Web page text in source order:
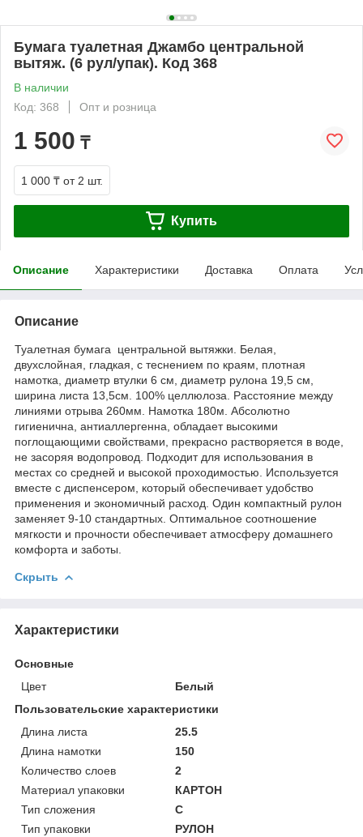
Бумага туалетная Джамбо центральной
вытяж. (6 рул/упак). Код 368
В наличии
Код: 368
Опт и розница
1 500 ₸
1 000 ₸ от 2 шт.
Купить
Описание Характеристики Доставка Оплата
Описание
Туалетная бумага центральной вытяжки. Белая,
двухслойная, гладкая, c теснением по краям, плотная
намотка, диаметр втулки 6 см, диаметр рулона 19,5 см,
ширина листа 13,5см. 100% целлюлоза. Расстояние между
линиями отрыва 260мм. Намотка 180м. Абсолютно
гигиенична, антиаллергенна, обладает высокими
поглощающими свойствами, прекрасно растворяется в воде,
не засоряя водопровод. Подходит для использования в
местах со средней и высокой проходимостью. Используется
вместе с диспенсером, который обеспечивает удобство
применения и экономичный расход. Один компактный рулон
заменяет 9-10 стандартных. Оптимальное соотношение
мягкости и прочности обеспечивает атмосферу домашнего
комфорта и заботы.
Скрыть
Характеристики
Основные
Цвет
Белый
Пользовательские характеристики
Длина листа
25.5
Длина намотки
150
Количество слоев
2
Материал упаковки
КАРТОН
Тип сложения
C
Тип упаковки
РУЛОН